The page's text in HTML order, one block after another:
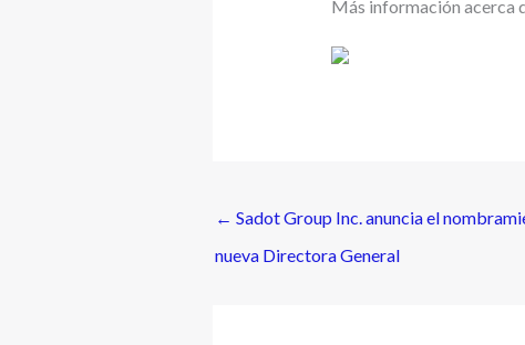
Más información acerca
← Sadot Group Inc. anuncia el
nueva Directora General